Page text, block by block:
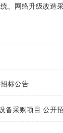
、网络升级改造
标公告
备采购项目 公开